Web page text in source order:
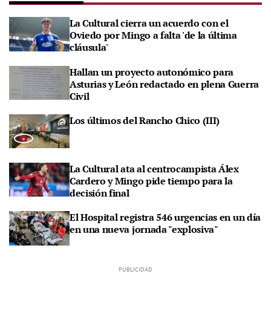
La Cultural cierra un acuerdo con el
Oviedo por Mingo a falta 'de la última
cláusula'
Hallan un proyecto autonómico para
Asturias y León redactado en plena Guerra
Civil
Los últimos del Rancho Chico (III)
La Cultural ata al centrocampista Álex
Cardero y Mingo pide tiempo para la
decisión final
El Hospital registra 546 urgencias en un día
en una nueva jornada "explosiva"